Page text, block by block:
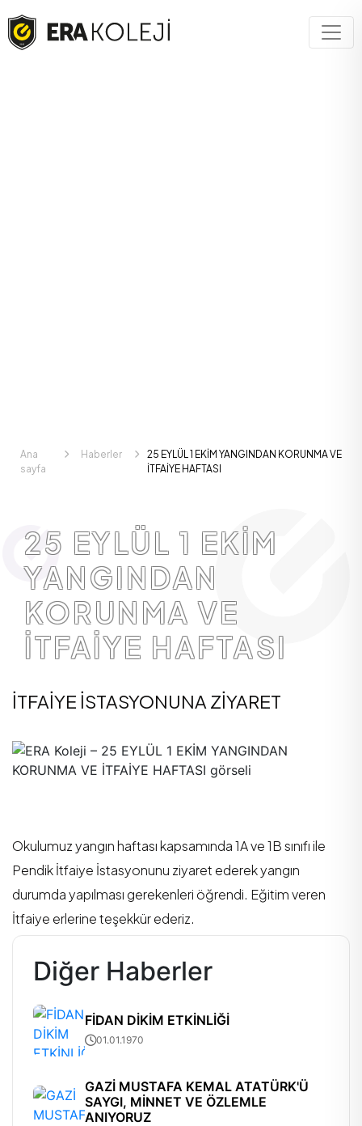
Ana
sayfa
Haberler
25 EYLÜL 1 EKİM YANGINDAN KORUNMA VE
İTFAİYE HAFTASI
25 EYLÜL 1 EKİM
YANGINDAN
KORUNMA VE
İTFAİYE HAFTASI
İTFAİYE İSTASYONUNA ZİYARET
Okulumuz yangın haftası kapsamında 1A ve 1B sınıfı ile
Pendik İtfaiye İstasyonunu ziyaret ederek yangın
durumda yapılması gerekenleri öğrendi. Eğitim veren
İtfaiye erlerine teşekkür ederiz.
Diğer Haberler
FİDAN DİKİM ETKİNLİĞİ
01.01.1970
GAZİ MUSTAFA KEMAL ATATÜRK'Ü
SAYGI, MİNNET VE ÖZLEMLE
ANIYORUZ